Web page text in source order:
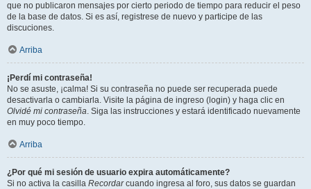
que no publicaron mensajes por cierto periodo de tiempo para reducir el peso
de la base de datos. Si es así, registrese de nuevo y participe de las
discuciones.
Arriba
¡Perdí mi contraseña!
No se asuste, ¡calma! Si su contraseña no puede ser recuperada puede
desactivarla o cambiarla. Visite la página de ingreso (login) y haga clic en
Olvidé mi contraseña. Siga las instrucciones y estará identificado nuevamente
en muy poco tiempo.
Arriba
¿Por qué mi sesión de usuario expira automáticamente?
Si no activa la casilla Recordarcuando ingresa al foro, sus datos se guardan